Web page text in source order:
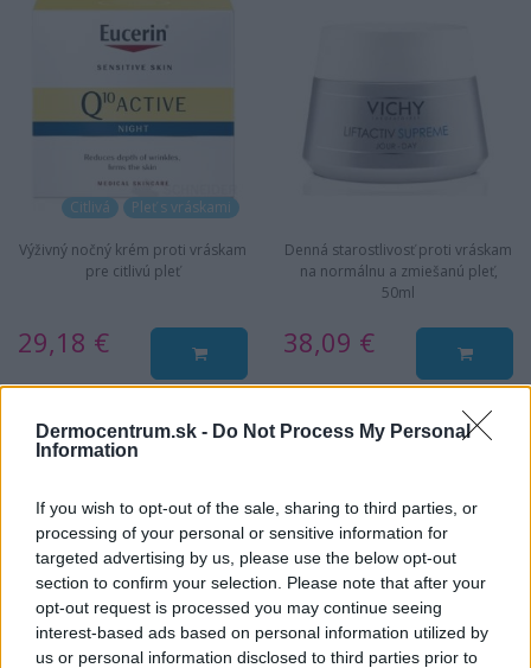
Dermocentrum.sk - Do Not Process My Personal
Information
If you wish to opt-out of the sale, sharing to third parties, or
processing of your personal or sensitive information for
targeted advertising by us, please use the below opt-out
section to confirm your selection. Please note that after your
opt-out request is processed you may continue seeing
interest-based ads based on personal information utilized by
us or personal information disclosed to third parties prior to
Citlivá Pleť s vráskami
Výživný nočný krém proti vráskam
pre citlivú pleť
29,18 €
Denná starostlivosť proti vráskam
na normálnu a zmiešanú pleť,
50ml
38,09 €
NAJNOVŠIE ČLÁNKY V
NAŠOM BLOGU